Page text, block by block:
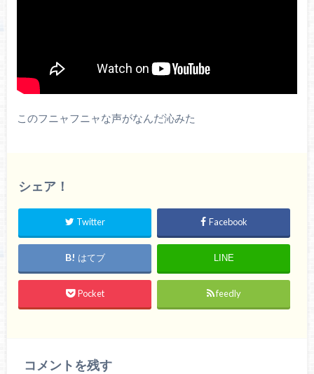
このフニャフニャな声がなんだ沁みた
シェア！
Twitter Facebook
はてブ LINE
Pocket feedly
コメントを残す